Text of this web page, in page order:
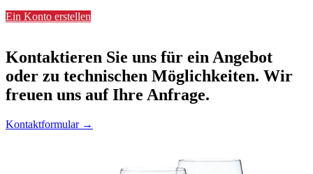
Ein Konto erstellen
Kontaktieren Sie uns für ein Angebot
oder zu technischen Möglichkeiten. Wir
freuen uns auf Ihre Anfrage.
Kontaktformular →